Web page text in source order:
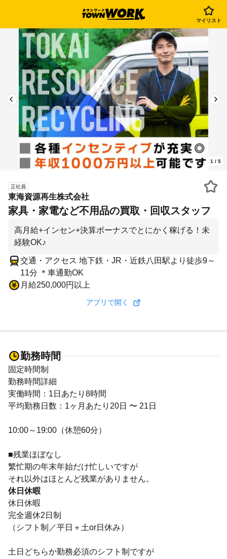
マイリスト
1 / 5
正社員
東海資源再生株式会社
家具・家電など不用品の買取・回収スタッフ
高月給+インセン+決算ボーナスでとにかく稼げる！未
経験OK♪
交通・アクセス 地下鉄・JR・近鉄八田駅より徒歩9～
11分 ＊車通勤OK
月給250,000円以上
アプリで開く
勤務時間
固定時間制
勤務時間詳細
実働時間：1日あたり8時間
平均勤務日数：1ヶ月あたり20日 〜 21日
10:00～19:00（休憩60分）
■残業ほぼなし
繁忙期の年末年始だけ忙しいですが
それ以外はほとんど残業がありません。
休日休暇
休日休暇
完全週休2日制
（シフト制／平日＋土or日休み）
土日どちらか勤務必須のシフト制ですが